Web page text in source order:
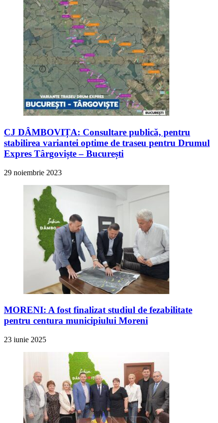
CJ DÂMBOVIȚA: Consultare publică, pentru
stabilirea variantei optime de traseu pentru Drumul
Expres Târgoviște – București
29 noiembrie 2023
MORENI: A fost finalizat studiul de fezabilitate
pentru centura municipiului Moreni
23 iunie 2025